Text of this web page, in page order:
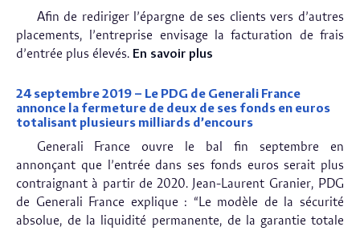
Afin de rediriger l’épargne de ses clients vers d’autres
placements, l’entreprise envisage la facturation de frais
d’entrée plus élevés. En savoir plus
24 septembre 2019 – Le PDG de Generali France
annonce la fermeture de deux de ses fonds en euros
totalisant plusieurs milliards d’encours
Generali France ouvre le bal fin septembre en
annonçant que l’entrée dans ses fonds euros serait plus
contraignant à partir de 2020. Jean-Laurent Granier, PDG
de Generali France explique : “Le modèle de la sécurité
absolue, de la liquidité permanente, de la garantie totale